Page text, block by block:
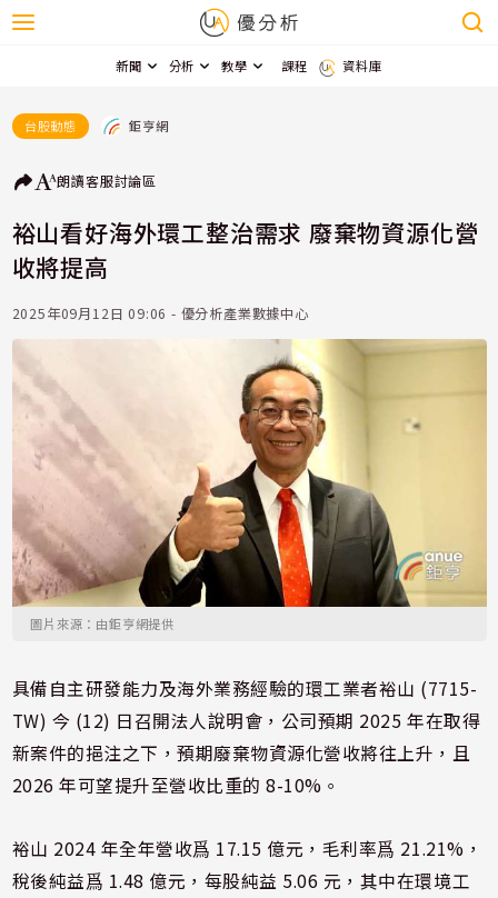
新聞 分析 教學 課程 資料庫
台股動態 鉅亨網
朗讀客服討論區
裕山看好海外環工整治需求 廢棄物資源化營
收將提高
2025年09月12日 09:06 - 優分析產業數據中心
圖片來源：由鉅亨網提供
具備自主研發能力及海外業務經驗的環工業者裕山 (7715-
TW) 今 (12) 日召開法人說明會，公司預期 2025 年在取得
新案件的挹注之下，預期廢棄物資源化營收將往上升，且
2026 年可望提升至營收比重的 8-10%。
裕山 2024 年全年營收爲 17.15 億元，毛利率爲 21.21%，
稅後純益爲 1.48 億元，每股純益 5.06 元，其中在環境工